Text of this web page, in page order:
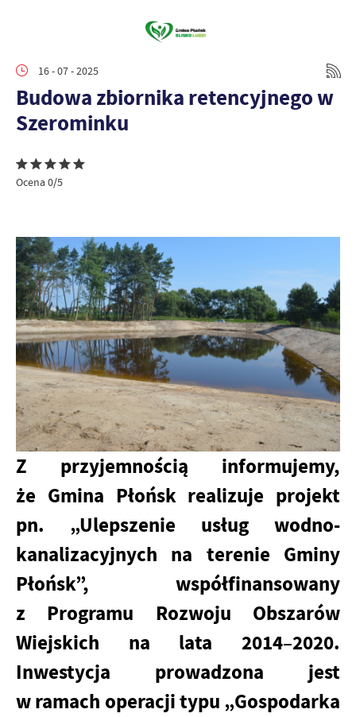
16 - 07 - 2025
Budowa zbiornika retencyjnego w
Szerominku
Ocena 0/5
Z przyjemnością informujemy,
że Gmina Płońsk realizuje projekt
pn. „Ulepszenie usług wodno-
kanalizacyjnych na terenie Gminy
Płońsk”, współfinansowany
z Programu Rozwoju Obszarów
Wiejskich na lata 2014–2020.
Inwestycja prowadzona jest
w ramach operacji typu „Gospodarka